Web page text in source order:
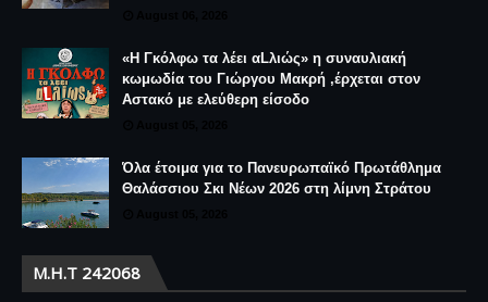
«Η Γκόλφω τα λέει αLλιώς» η συναυλιακή
κωμωδία του Γιώργου Μακρή ,έρχεται στον
Αστακό με ελεύθερη είσοδο
Όλα έτοιμα για το Πανευρωπαϊκό Πρωτάθλημα
Θαλάσσιου Σκι Νέων 2026 στη λίμνη Στράτου
Μ.Η.Τ 242068